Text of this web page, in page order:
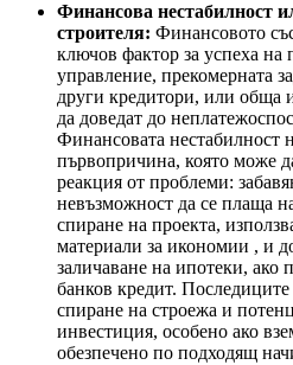
Финансова нестабилност
строителя: Финансовото
ключов фактор за успеха
управление, прекомерната
други кредитори, или обща
да доведат до
Финансовата нестабилност
първопричина, която може
реакция от проблеми:
невъзможност да се плаща
спиране на проекта,
материали за икономии , и
заличаване на ипотеки, ако
банков кредит.
спиране на строежа и
инвестиция, особено ако
обезпечено по подходящ